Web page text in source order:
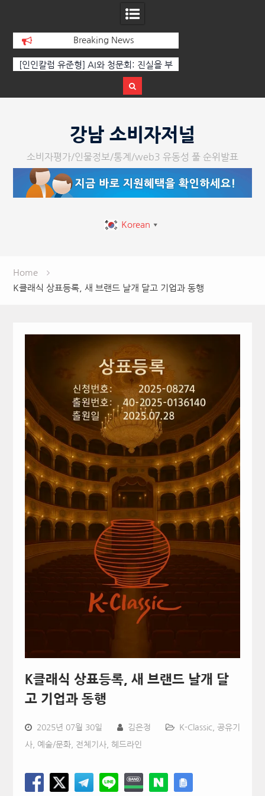
Breaking News
청문회: 진실을 부
.
‘K-AI 아트 거장’ 장인보 감독, Ai 기술에
페스티벌’ 성황리에 막 내려
강남 소비자저널
소비자평가/인물정보/통계/web3 유동성 풀 순위발표
Korean ▼
Home
K클래식 상표등록, 새 브랜드 날개 달고 기업과 동행
K클래식 상표등록, 새 브랜드 날개 달
고 기업과 동행
2025년 07월 30일 김은정 K-Classic, 공유기
사, 예술/문화, 전체기사, 헤드라인